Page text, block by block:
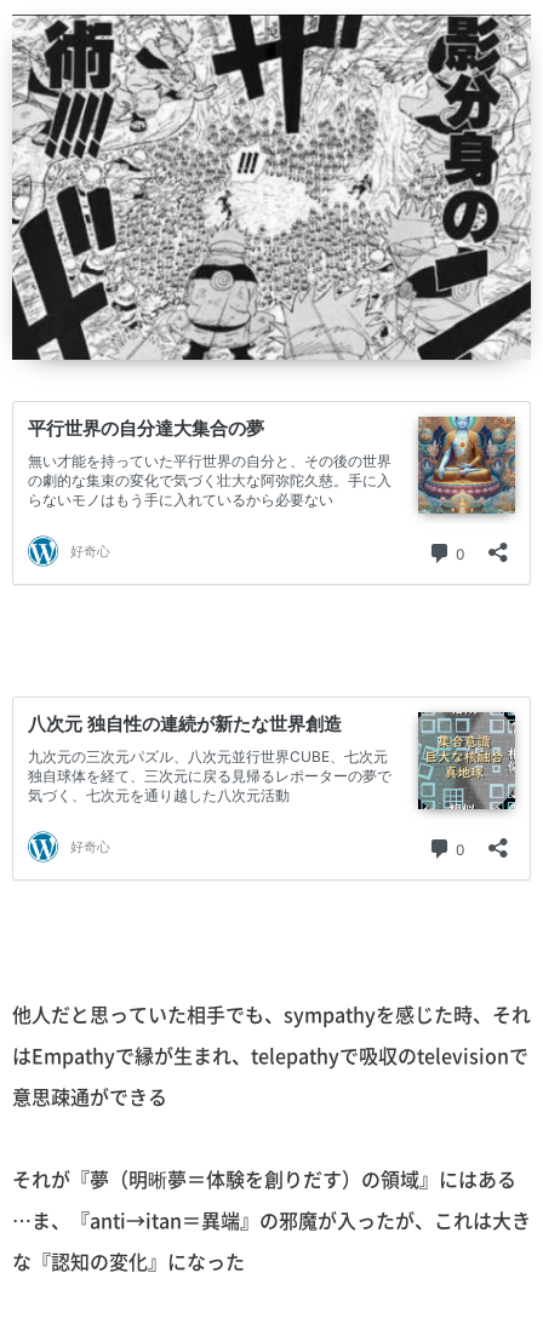
他人だと思っていた相手でも、sympathyを感じた時、それ
はEmpathyで縁が生まれ、telepathyで吸収のtelevisionで
意思疎通ができる
それが『夢（明晰夢＝体験を創りだす）の領域』にはある
…ま、『anti→itan＝異端』の邪魔が入ったが、これは大き
な『認知の変化』になった